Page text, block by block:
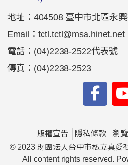
地址： 404508 臺中市北區永
Email： tctl.tctl@msa.hinet.net
電話： (04)2238-2522代表號
傳真： (04)2238-2523
版權宣告 隱私條款
瀏
© 2023 財團法人台中市私立真愛
All content rights reserved.